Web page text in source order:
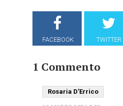
FACEBOOK TWITTER
1 Commento
Rosaria D’Errico